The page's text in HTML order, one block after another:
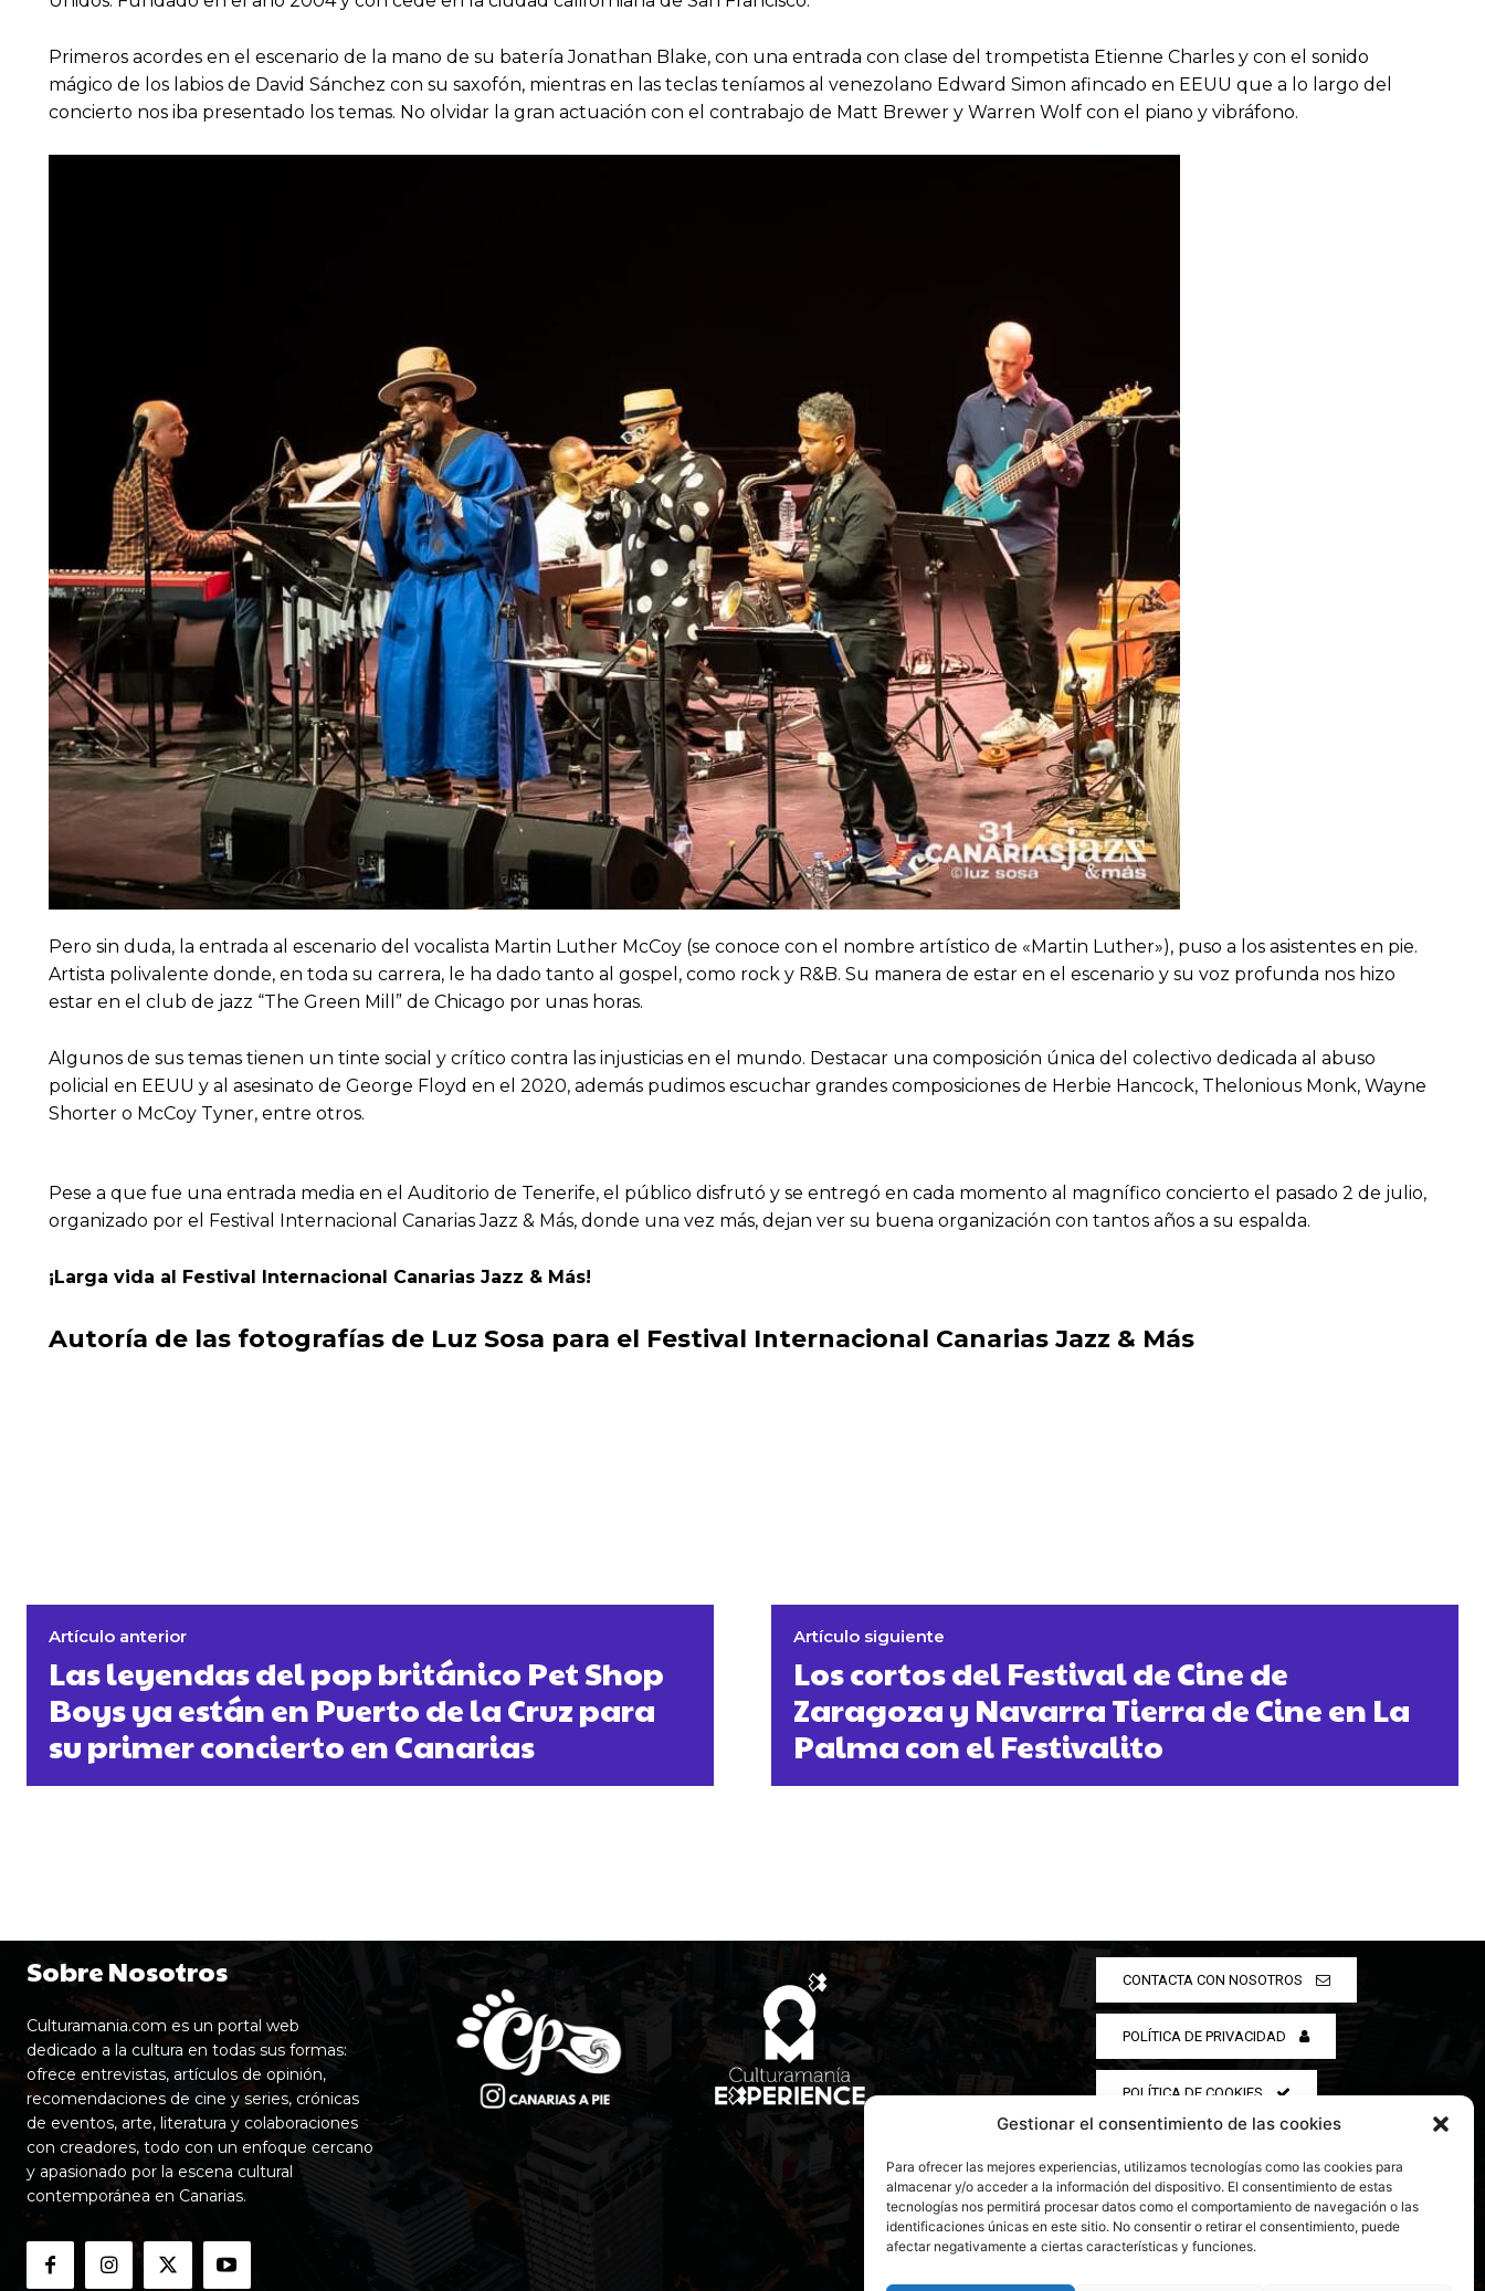
Gestionar el consentimiento de las cookies
Para ofrecer las mejores experiencias, utilizamos tecnologías como las cookies para
almacenar y/o acceder a la información del dispositivo. El consentimiento de estas
tecnologías nos permitirá procesar datos como el comportamiento de navegación o las
identificaciones únicas en este sitio. No consentir o retirar el consentimiento, puede
afectar negativamente a ciertas características y funciones.
Primeros acordes en el escenario de la mano de su batería Jonathan Blake, con una entrada con clase del trompetista Etienne Charles y con el sonido
mágico de los labios de David Sánchez con su saxofón, mientras en las teclas teníamos al venezolano Edward Simon afincado en EEUU que a lo largo del
concierto nos iba presentado los temas. No olvidar la gran actuación con el contrabajo de Matt Brewer y Warren Wolf con el piano y vibráfono.
Pero sin duda, la entrada al escenario del vocalista Martin Luther McCoy (se conoce con el nombre artístico de «Martin Luther»), puso a los asistentes en pie.
Artista polivalente donde, en toda su carrera, le ha dado tanto al gospel, como rock y R&B. Su manera de estar en el escenario y su voz profunda nos hizo
estar en el club de jazz “The Green Mill” de Chicago por unas horas.
Algunos de sus temas tienen un tinte social y crítico contra las injusticias en el mundo. Destacar una composición única del colectivo dedicada al abuso
policial en EEUU y al asesinato de George Floyd en el 2020, además pudimos escuchar grandes composiciones de Herbie Hancock, Thelonious Monk, Wayne
Shorter o McCoy Tyner, entre otros.
Pese a que fue una entrada media en el Auditorio de Tenerife, el público disfrutó y se entregó en cada momento al magnífico concierto el pasado 2 de julio,
organizado por el Festival Internacional Canarias Jazz & Más, donde una vez más, dejan ver su buena organización con tantos años a su espalda.
¡Larga vida al Festival Internacional Canarias Jazz & Más!
Autoría de las fotografías de Luz Sosa para el Festival Internacional Canarias Jazz & Más
Artículo anterior
Las leyendas del pop británico Pet Shop
Boys ya están en Puerto de la Cruz para
su primer concierto en Canarias
Artículo siguiente
Los cortos del Festival de Cine de
Zaragoza y Navarra Tierra de Cine en La
Palma con el Festivalito
Sobre Nosotros
Culturamania.com es un portal web
dedicado a la cultura en todas sus formas:
ofrece entrevistas, artículos de opinión,
recomendaciones de cine y series, crónicas
de eventos, arte, literatura y colaboraciones
con creadores, todo con un enfoque cercano
y apasionado por la escena cultural
contemporánea en Canarias.
CONTACTA CON NOSOTROS
POLÍTICA DE PRIVACIDAD
POLÍTICA DE COOKIES